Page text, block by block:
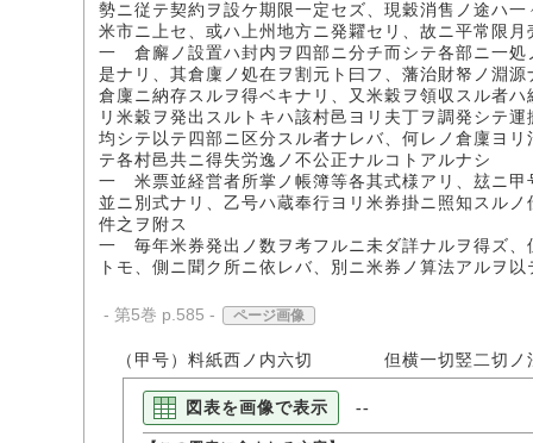
勢ニ従テ契約ヲ設ケ期限一定セズ、現穀消售ノ途ハ
米市ニ上セ、或ハ上州地方ニ発糶セリ、故ニ平常限
一 倉廨ノ設置ハ封内ヲ四部ニ分チ而シテ各部ニ一処
是ナリ、其倉廩ノ処在ヲ割元ト曰フ、藩治財帑ノ淵
倉廩ニ納存スルヲ得ベキナリ、又米穀ヲ領収スル者
リ米穀ヲ発出スルトキハ該村邑ヨリ夫丁ヲ調発シテ
均シテ以テ四部ニ区分スル者ナレバ、何レノ倉廩ヨ
テ各村邑共ニ得失労逸ノ不公正ナルコトアルナシ
一 米票並経営者所掌ノ帳簿等各其式様アリ、玆ニ甲
並ニ別式ナリ、乙号ハ蔵奉行ヨリ米券掛ニ照知スル
件之ヲ附ス
一 毎年米券発出ノ数ヲ考フルニ未ダ詳ナルヲ得ズ、
トモ、側ニ聞ク所ニ依レバ、別ニ米券ノ算法アルヲ
- 第5巻 p.585 - ページ画像
（甲号）料紙西ノ内六切 但横一切竪二切ノ
図表を画像で表示 --